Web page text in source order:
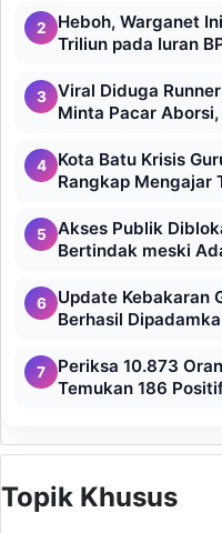
2
Heboh, Warganet
Triliun pada Iuran
3
Viral Diduga
Minta Pacar
4
Kota Batu Krisis
Rangkap Mengajar
5
Akses Publik
Bertindak meski
6
Update Kebakaran
Berhasil
7
Periksa 10.873
Temukan 186
Topik Khusus